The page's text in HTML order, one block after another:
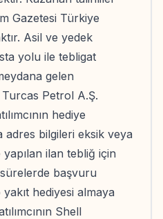
Gazetesi Türkiye
Asil ve yedek
yolu ile tebligat
gelen
Petrol A.Ş.
hediye
adres bilgileri eksik veya
ilan tebliğ için
başvuru
hediyesi almaya
Shell